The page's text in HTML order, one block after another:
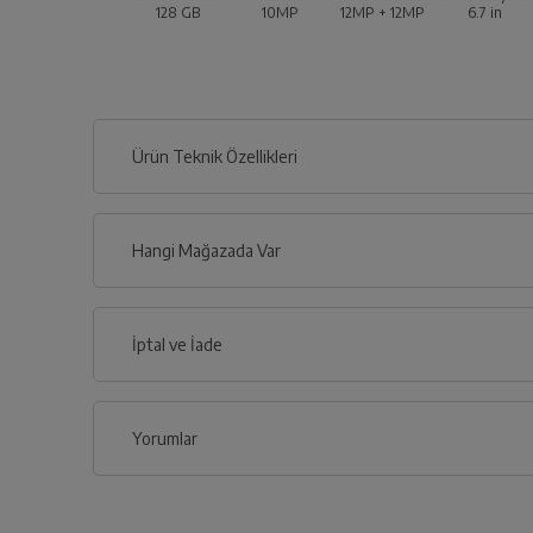
128 GB
10MP
12MP + 12MP
6.7 in
Ürün Teknik Özellikleri
İşletim Sistemi
Hangi Mağazada Var
İptal ve İade
Yorumlar